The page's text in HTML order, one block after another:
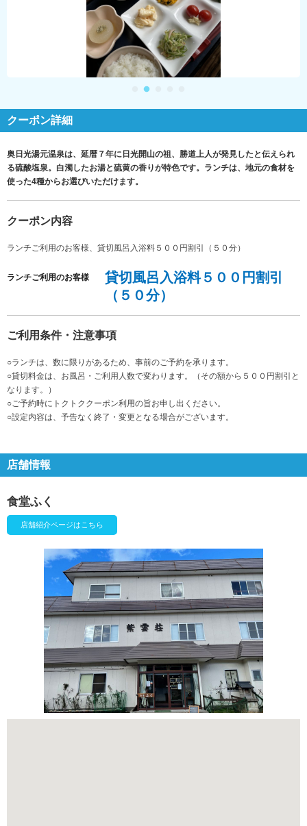
クーポン詳細
奥日光湯元温泉は、延暦７年に日光開山の祖、勝道上人が発見したと伝えられ
る硫酸塩泉。白濁したお湯と硫黄の香りが特色です。ランチは、地元の食材を
使った4種からお選びいただけます。
クーポン内容
ランチご利用のお客様、貸切風呂入浴料５００円割引（５０分）
ランチご利用のお客様
貸切風呂入浴料５００円割引
（５０分）
ご利用条件・注意事項
○ランチは、数に限りがあるため、事前のご予約を承ります。
○貸切料金は、お風呂・ご利用人数で変わります。（その額から５００円割引と
なります。）
○ご予約時にトクトククーポン利用の旨お申し出ください。
○設定内容は、予告なく終了・変更となる場合がございます。
店舗情報
食堂ふく
店舗紹介ページはこちら